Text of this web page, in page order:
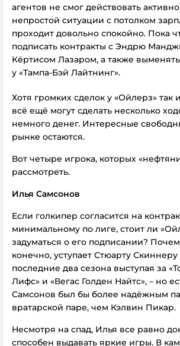
агентов не смог действовать
непростой ситуации с потолком
проходит довольно спокойно. Пока
подписать контракты с Эндрю
Кёртисом Лазаром, а также
у «Тампа-Бэй Лайтнинг».
Хотя громких сделок у «Ойлерз» так
всё ещё могут сделать несколько
немного денег. Интересные
рынке остаются.
Вот четыре игрока, которых
рассмотреть.
Илья Самсонов
Если голкипер согласится на
минимальному по лиге, стоит ли
задуматься о его подписании?
конечно, уступает Стюарту
последние два сезона выступая за
Лифс» и «Вегас Голден Найтс», – но
Самсонов был бы более надёжным
вратарской паре, чем Кэлвин Пикар.
Несмотря на спад, Илья все равно
способен выдавать яркие игры. В